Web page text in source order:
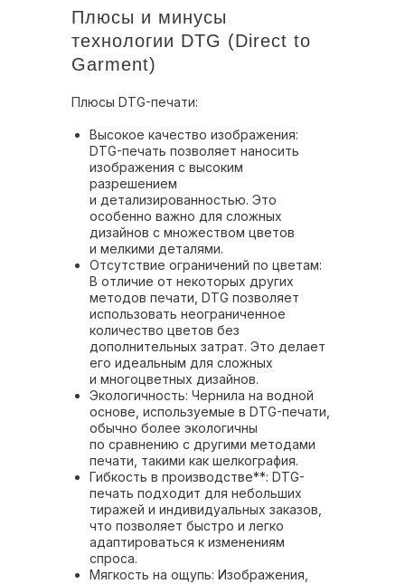
Плюсы и минусы
технологии DTG (Direct to
Garment)
Плюсы DTG-печати:
Высокое качество изображения:
DTG-печать позволяет наносить
изображения с высоким
разрешением
и детализированностью. Это
особенно важно для сложных
дизайнов с множеством цветов
и мелкими деталями.
Отсутствие ограничений по цветам:
В отличие от некоторых других
методов печати, DTG позволяет
использовать неограниченное
количество цветов без
дополнительных затрат. Это делает
его идеальным для сложных
и многоцветных дизайнов.
Экологичность: Чернила на водной
основе, используемые в DTG-печати,
обычно более экологичны
по сравнению с другими методами
печати, такими как шелкография.
Гибкость в производстве**: DTG-
печать подходит для небольших
тиражей и индивидуальных заказов,
что позволяет быстро и легко
адаптироваться к изменениям
спроса.
Мягкость на ощупь: Изображения,